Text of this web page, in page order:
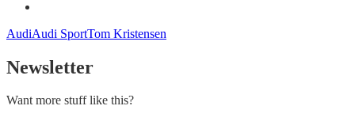
AudiAudi SportTom Kristensen
Newsletter
Want more stuff like this?